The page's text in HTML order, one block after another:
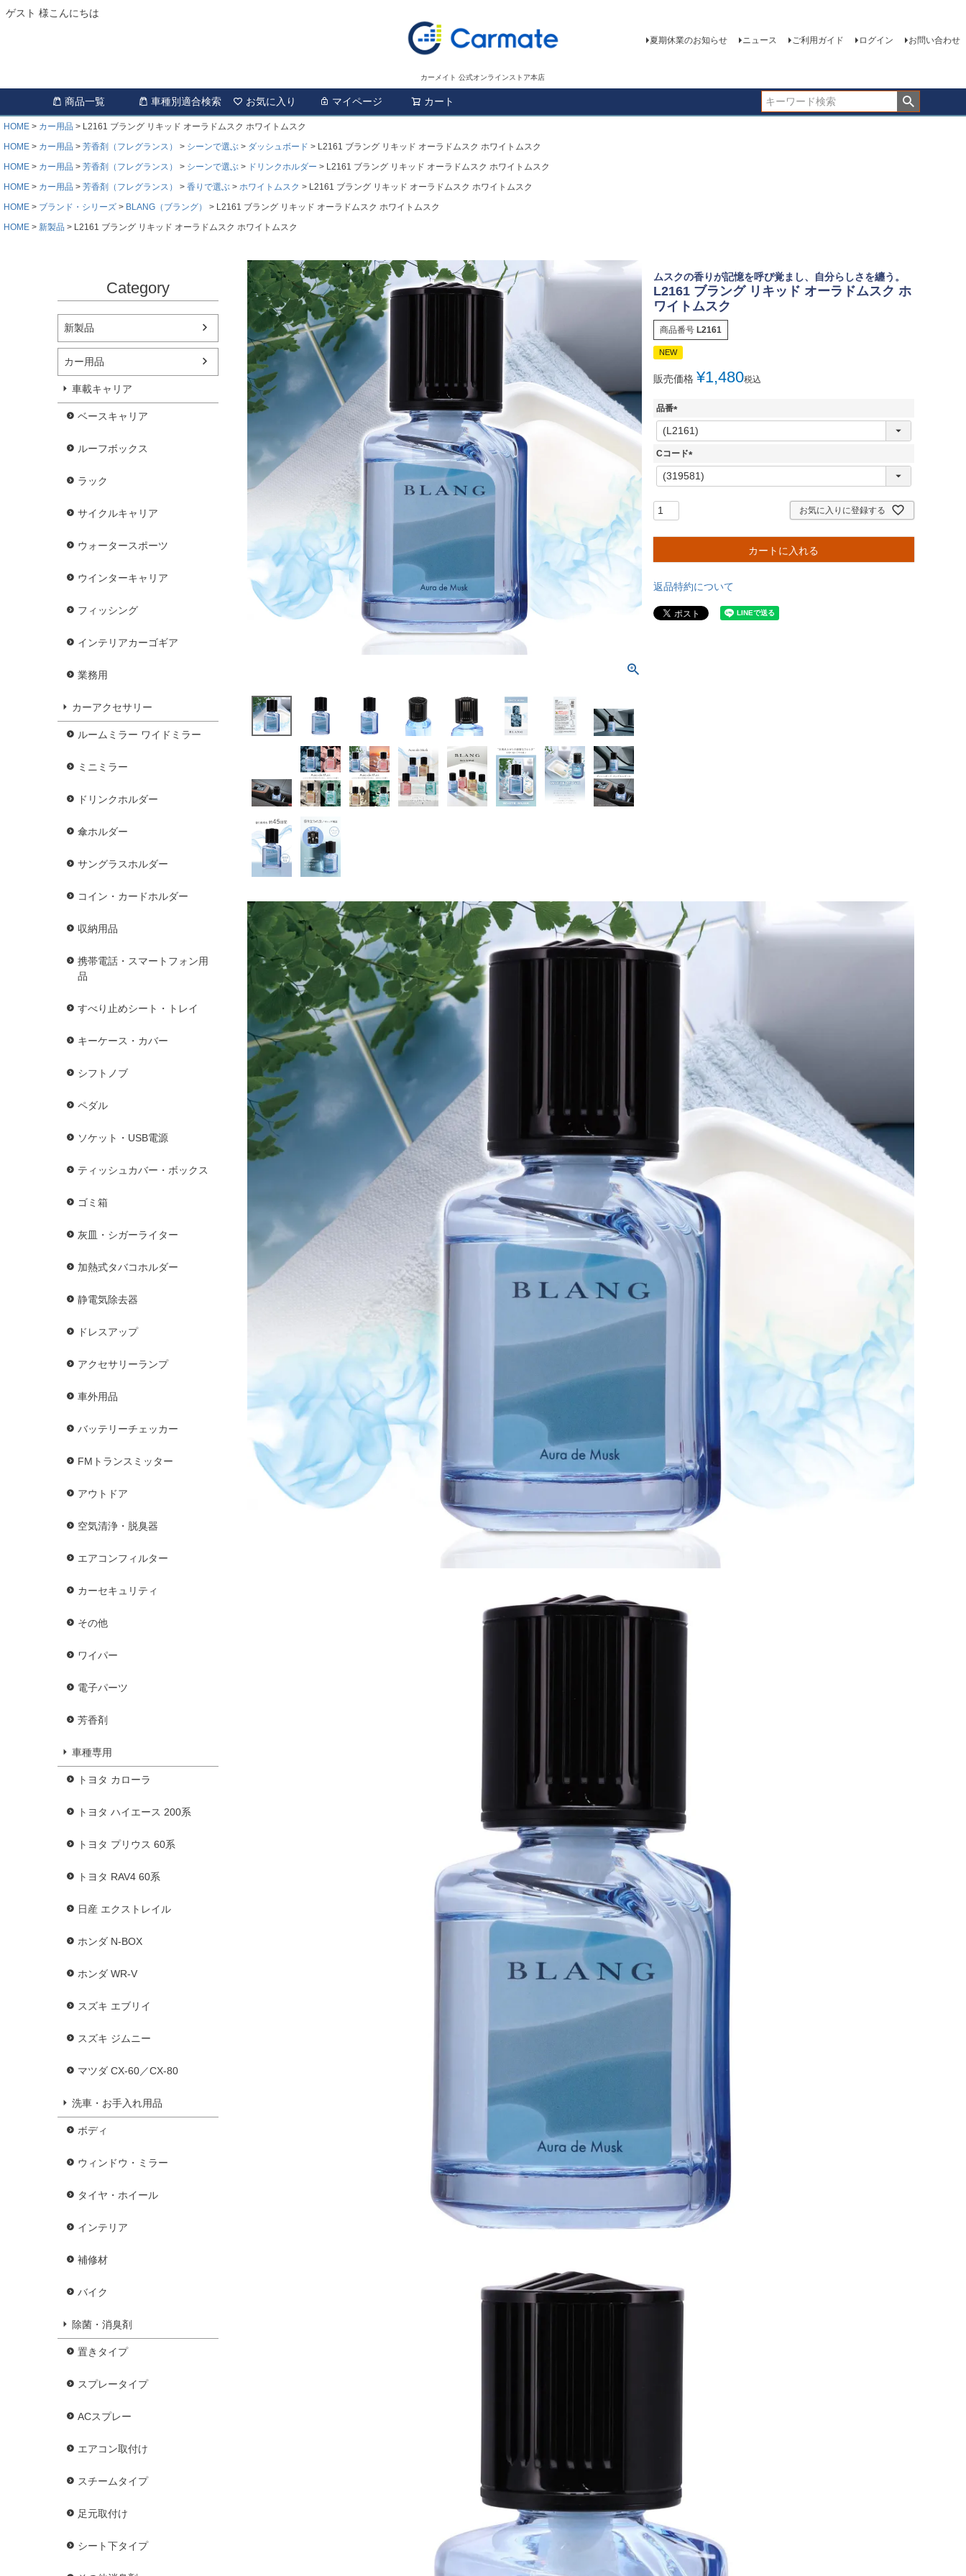
ゲスト 様こんにちは
カーメイト 公式オンラインストア本店
夏期休業のお知らせ ニュース ご利用ガイド ログイン お問い合わせ
商品一覧 車種別適合検索 お気に入り マイページ カート
HOME カー用品
L2161 ブラング リキッド オーラドムスク ホワイトムスク
HOME
カー用品 芳香剤（フレグランス） シーンで選ぶ ダッシュボード
L2161 ブラング リキッド オーラドムスク ホワイトムスク
HOME
カー用品 芳香剤（フレグランス） シーンで選ぶ ドリンクホルダー
L2161 ブラング リキッド オーラドムスク ホワイトムスク
HOME
カー用品 芳香剤（フレグランス） 香りで選ぶ ホワイトムスク
L2161 ブラング リキッド オーラドムスク ホワイトムスク
HOME
ブランド・シリーズ BLANG（ブラング）
L2161 ブラング リキッド オーラドムスク ホワイトムスク
HOME
新製品 L2161 ブラング リキッド オーラドムスク ホワイトムスク
Category
新製品
カー用品
車載キャリア
ベースキャリア
ルーフボックス
ラック
サイクルキャリア
ウォータースポーツ
ウインターキャリア
フィッシング
インテリアカーゴギア
業務用
カーアクセサリー
ルームミラー ワイドミラー
ミニミラー
ドリンクホルダー
傘ホルダー
サングラスホルダー
コイン・カードホルダー
収納用品
携帯電話・スマートフォン用
品
すべり止めシート・トレイ
キーケース・カバー
シフトノブ
ペダル
ソケット・USB電源
ティッシュカバー・ボックス
ゴミ箱
灰皿・シガーライター
加熱式タバコホルダー
静電気除去器
ドレスアップ
アクセサリーランプ
車外用品
バッテリーチェッカー
FMトランスミッター
アウトドア
空気清浄・脱臭器
エアコンフィルター
カーセキュリティ
その他
ワイパー
電子パーツ
芳香剤
車種専用
トヨタ カローラ
トヨタ ハイエース 200系
トヨタ プリウス 60系
トヨタ RAV4 60系
日産 エクストレイル
ホンダ N-BOX
ホンダ WR-V
スズキ エブリイ
スズキ ジムニー
マツダ CX-60／CX-80
洗車・お手入れ用品
ボディ
ウィンドウ・ミラー
タイヤ・ホイール
インテリア
補修材
バイク
除菌・消臭剤
置きタイプ
スプレータイプ
ACスプレー
エアコン取付け
スチームタイプ
足元取付け
シート下タイプ
ムスクの香りが記憶を呼び覚まし、自分らしさを纏う。
L2161 ブラング リキッド オーラドムスク ホ
ワイトムスク
商品番号 L2161
NEW
販売価格 ¥1,480税込
品番
(
必
須
Cコード
(
必
お気に入りに登録する
カートに入れる
返品特約について